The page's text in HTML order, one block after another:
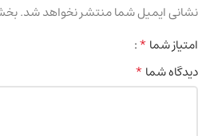
نشانی ایمیل شما منتشر نخواهد شد.
امتیاز شما*
دیدگاه شما*